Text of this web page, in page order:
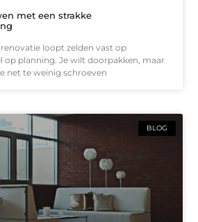
met een strakke
loopt zelden vast op
op planning. Je wilt doorpakken, maar
net te weinig schroeven
BLOG